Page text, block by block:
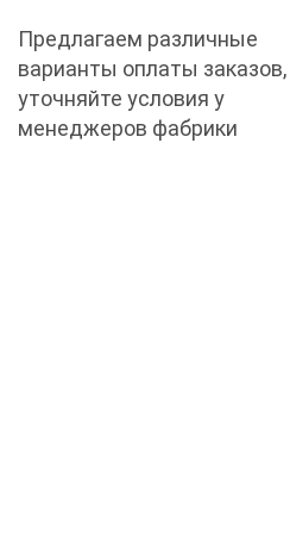
Предлагаем различные
варианты оплаты заказов,
уточняйте условия у
менеджеров фабрики